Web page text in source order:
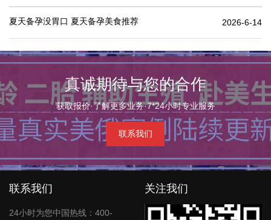
夏天备孕没胃口 夏天备孕美食推荐 2026-6-14
真诚期待与您的合作
获取报价·了解更多业务·7*24小时专业服务
联系我们
联系我们
24小时为您中国热线：400-
关注我们